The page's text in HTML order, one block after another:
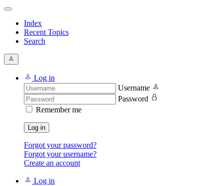
Index
Recent Topics
Search
Log in
Username
Password
Remember me
Log in
Forgot your password?
Forgot your username?
Create an account
Log in